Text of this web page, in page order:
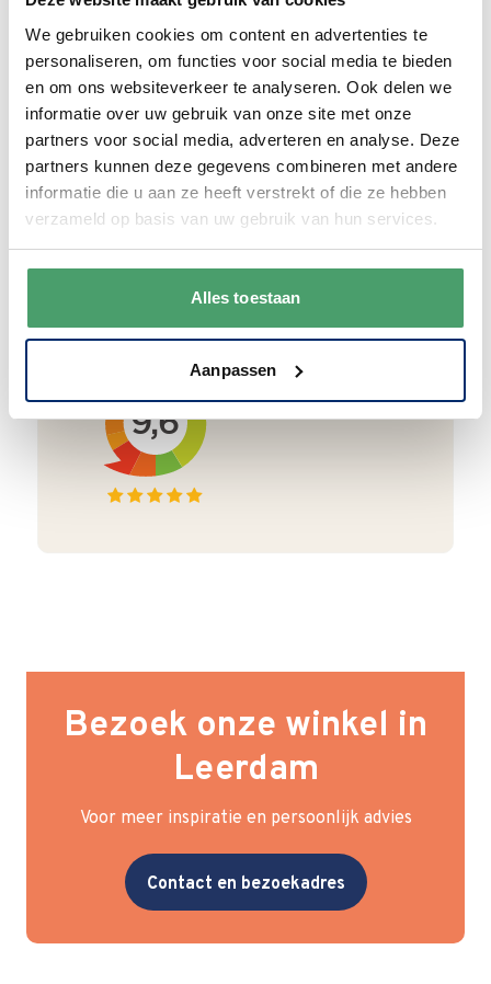
We gebruiken cookies om content en advertenties te
personaliseren, om functies voor social media te bieden
en om ons websiteverkeer te analyseren. Ook delen we
informatie over uw gebruik van onze site met onze
partners voor social media, adverteren en analyse. Deze
partners kunnen deze gegevens combineren met andere
informatie die u aan ze heeft verstrekt of die ze hebben
verzameld op basis van uw gebruik van hun services.
Alles toestaan
Aanpassen
We verpakken onze producten zorgvuldig
en duurzaam met hergebruikt karton en
papier.Vanaf € 55,-wordt jouw bestelling
ook nog eens helemaalgratis verzonden.
Goede waardering
We krijgen een goede waardering van Onze
klanten. 9+ gemiddeld.
Bezoek onze winkel in
Leerdam
Voor meer inspiratie en persoonlijk advies
Contact en bezoekadres